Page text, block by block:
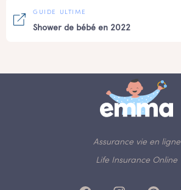
GUIDE ULTIME
Shower de bébé en 2022
Assurance vie en ligne
Life Insurance Online